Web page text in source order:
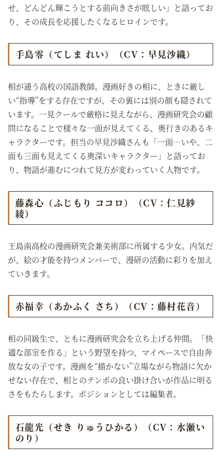
せ、どんどん輝こうとする前向きさが眩しい」と語ってお
り、その成長を応援したくなるヒロインです。
手島零（てしま れい）（CV：早見沙織）
相が通う高校の国語教師。漫画好きの相に、ときに厳し
い“指導”をする存在ですが、その裏には別の顔も隠されて
います。一見クールで厳格に見えながら、漫画研究会の顧
問になることで様々な一面が見えてくる、奥行きのあるキ
ャラクターです。担当の早見沙織さんも「一面…いや、二
面も三面も見えてくる奥深いキャラクター」と語ってお
り、物語が進むにつれて見方が変わっていく人物です。
藤森心（ふじもり ココロ）（CV：仁見紗
綾）
王島南高校の漫画研究会兼美術部に所属する少女。内気だ
が、絵の才能を持つメンバーで、漫研の活動に彩りを加え
ていきます。
赤福幸（あかふく さち）（CV：藤村花音）
相の同級生で、ともに漫画研究会を立ち上げる仲間。「快
適な部室を作る」という野望を持つ、マイペースで自由奔
放な女の子です。漫画を“描かない”立場ながら物語に欠か
せない存在で、相とのテンポの良い掛け合いが作品に明る
さをもたらします。ポジションとしては編集者。
石龍光（せき りゅうひかる）（CV：水瀬い
のり）